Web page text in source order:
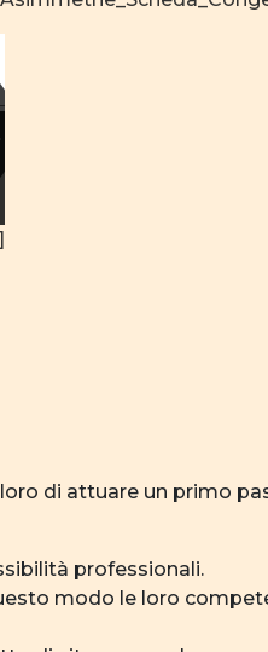
di attuare un primo
professionali.
modo le loro